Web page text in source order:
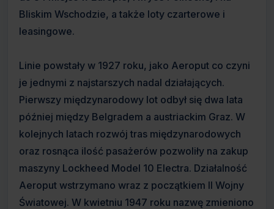
Bliskim Wschodzie, a także loty czarterowe i
leasingowe.
Linie powstały w 1927 roku, jako Aeroput co czyni
je jednymi z najstarszych nadal działających.
Pierwszy międzynarodowy lot odbył się dwa lata
później między Belgradem a austriackim Graz. W
kolejnych latach rozwój tras międzynarodowych
oraz rosnąca ilość pasażerów pozwoliły na zakup
maszyny Lockheed Model 10 Electra. Działalność
Aeroput wstrzymano wraz z początkiem II Wojny
Światowej. W kwietniu 1947 roku nazwę zmieniono